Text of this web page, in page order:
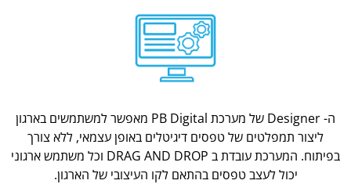
ה- Designer של מערכת PB Digital מאפשר למשתמשים בארגון
ליצור תמפלטים של טפסים דיגיטלים באופן עצמאי, ללא צורך
בפיתוח. המערכת עובדת ב DRAG AND DROP וכל משתמש ארגוני
יכול לעצב טפסים בהתאם לקו העיצובי של הארגון.